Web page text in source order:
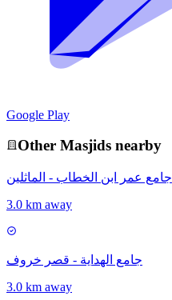
Google Play
Other Masjids nearby
جامع عمر ابن الخطاب - الماثلين
3.0 km away
جامع الهداية - قصر خروف
3.0 km away